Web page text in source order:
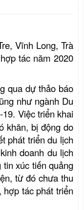
Vĩnh Long, Trà
tác năm 2020
qua dự thảo báo
như ngành Du
Việc triển khai
khăn, bị động do
phát triển du lịch
doanh du lịch
xúc tiến quảng
từ đó chưa thu
hợp tác phát triển